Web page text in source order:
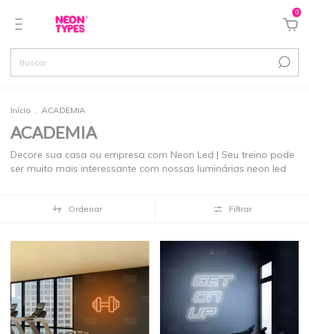
0
Início . ACADEMIA
ACADEMIA
Decore sua casa ou empresa com Neon Led | Seu treino pode
ser muito mais interessante com nossas luminárias neon led
Ordenar Filtrar